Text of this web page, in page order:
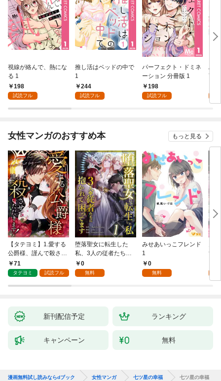
視線が絡んで、熱にな
る 1
198
試読フル
推し活はベッドの中で
1
244
試読フル
パーフェクト・ドミネ
ーション 分冊版 1
198
試読フル
ふ
言
女性マンガのおすすめ本 もっと見る
【タテヨミ】1.愛する
公爵様、謹んで殺させ
ていただきます！
71
タテヨミ 試読フル
堕落聖女に転生した
私、3人の従者たちに
抱かれて困ってます 第
1話
0
無料
みせあいっこフレンド
1
0
無料
す
ま
新刊配信予定 ランキング
キャンペーン 無料
漫画無料試し読みならdブック 女性マンガ 七ツ星の幸福 七ツ星の幸福